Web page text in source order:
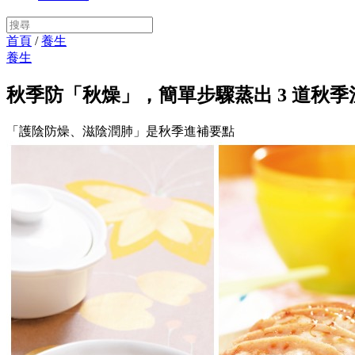
首頁 /養生
養生
秋季防「秋燥」，簡單步驟蒸出 3 道秋季
「護陰防燥、滋陰潤肺」是秋季進補要點